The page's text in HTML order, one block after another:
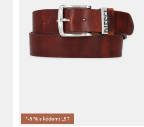
*-5 % s kódem: LST